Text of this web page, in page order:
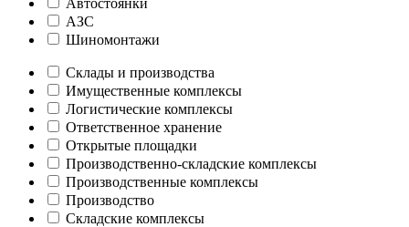
АЗС
Шиномонтажи
Склады и производства
Имущественные комплексы
Логистические комплексы
Ответственное хранение
Открытые площадки
Производственно-складские комплексы
Производственные комплексы
Производство
Складские комплексы